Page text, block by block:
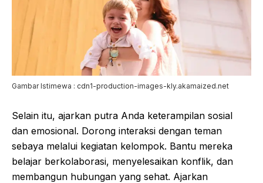
Gambar Istimewa : cdn1-production-images-kly.akamaized.net
Selain itu, ajarkan putra Anda keterampilan sosial
dan emosional. Dorong interaksi dengan teman
sebaya melalui kegiatan kelompok. Bantu mereka
belajar berkolaborasi, menyelesaikan konflik, dan
membangun hubungan yang sehat. Ajarkan